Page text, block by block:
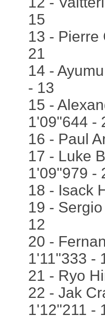
15
13 - Pierre
21
14 -
- 13
15 -
1'09"644 -
16 - Paul
17 - Luke
1'09"979 -
18 - Isack
19 -
12
20 -
1'11"333 -
21 - Ryo
22 - Jak
1'12"211 -